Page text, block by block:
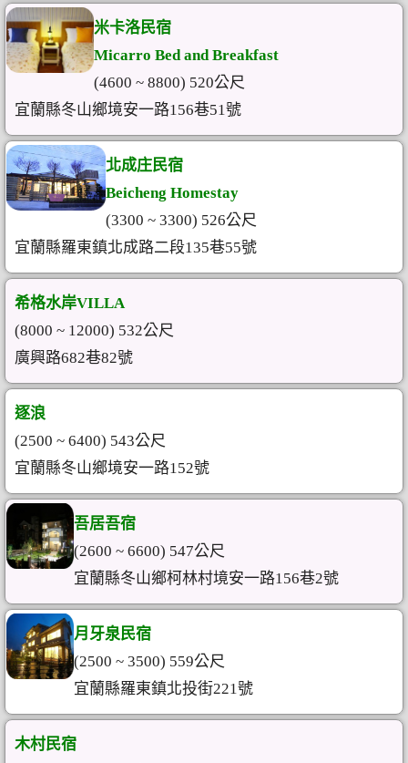
米卡洛民宿
Micarro Bed and Breakfast
(4600 ~ 8800) 520公尺
宜蘭縣冬山鄉境安一路156巷51號
北成庄民宿
Beicheng Homestay
(3300 ~ 3300) 526公尺
宜蘭縣羅東鎮北成路二段135巷55號
希格水岸VILLA
(8000 ~ 12000) 532公尺
廣興路682巷82號
逐浪
(2500 ~ 6400) 543公尺
宜蘭縣冬山鄉境安一路152號
吾居吾宿
(2600 ~ 6600) 547公尺
宜蘭縣冬山鄉柯林村境安一路156巷2號
月牙泉民宿
(2500 ~ 3500) 559公尺
宜蘭縣羅東鎮北投街221號
木村民宿